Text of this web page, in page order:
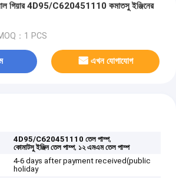
গিয়ার 4D95/C620451110 কমাতসু ইঞ্জিনের
：1 PCS
এখন যোগাযোগ
4D95/C620451110 তেল পাম্প,
কোমাটসু ইঞ্জিন তেল পাম্প, ১২ এমএম তেল পাম্প
4-6 days after payment received(public
holiday